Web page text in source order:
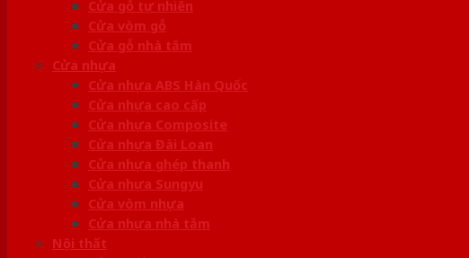
Cửa gỗ tự nhiên
Cửa vòm gỗ
Cửa gỗ nhà tắm
Cửa nhựa
Cửa nhựa ABS Hàn Quốc
Cửa nhựa cao cấp
Cửa nhựa Composite
Cửa nhựa Đài Loan
Cửa nhựa ghép thanh
Cửa nhựa Sungyu
Cửa vòm nhựa
Cửa nhựa nhà tắm
Nội thất